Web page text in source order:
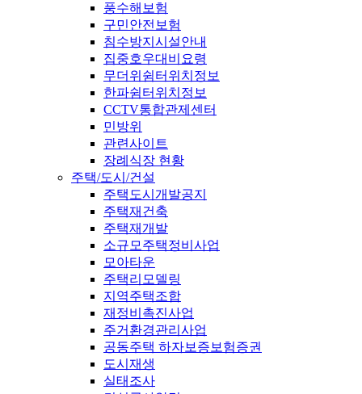
풍수해보험
구민안전보험
침수방지시설안내
집중호우대비요령
무더위쉼터위치정보
한파쉼터위치정보
CCTV통합관제센터
민방위
관련사이트
장례식장 현황
주택/도시/건설
주택도시개발공지
주택재건축
주택재개발
소규모주택정비사업
모아타운
주택리모델링
지역주택조합
재정비촉진사업
주거환경관리사업
공동주택 하자보증보험증권
도시재생
실태조사